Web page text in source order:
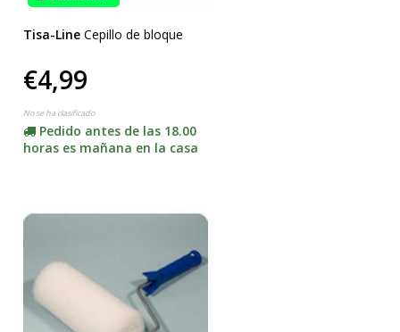
Tisa-Line Cepillo de bloque
€4,99
No se ha clasificado
Pedido antes de las 18.00
horas es mañana en la casa